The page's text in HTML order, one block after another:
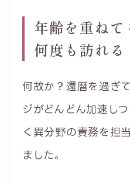
年齢を重ね
何度も訪れる
何故か？還暦を過ぎ
ジがどんどん加速し
く異分野の責務を担
ました。